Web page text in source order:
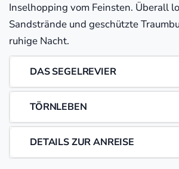
Inselhopping vom Feinsten. Überall
Sandstrände und geschützte
ruhige Nacht.
DAS SEGELREVIER
TÖRNLEBEN
DETAILS ZUR ANREISE